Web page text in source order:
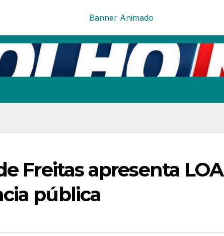
Freitas apresenta LOA
pública